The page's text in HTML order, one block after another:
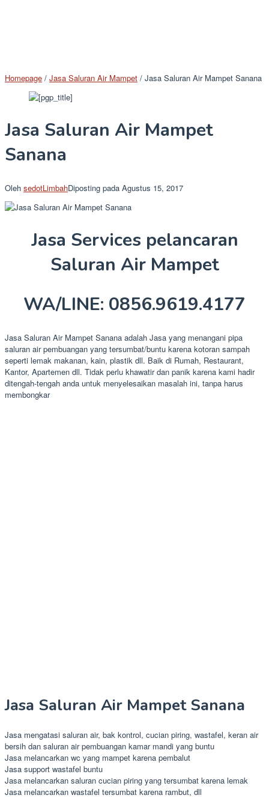
Homepage / Jasa Saluran Air Mampet / Jasa Saluran Air Mampet Sanana
Jasa Saluran Air Mampet
Sanana
Oleh sedotLimbahDiposting pada Agustus 15, 2017
Jasa Services pelancaran
Saluran Air Mampet
WA/LINE: 0856.9619.4177
Jasa Saluran Air Mampet Sanana adalah Jasa yang menangani pipa
saluran air pembuangan yang tersumbat/buntu karena kotoran sampah
seperti lemak makanan, kain, plastik dll. Baik di Rumah, Restaurant,
Kantor, Apartemen dll. Tidak perlu khawatir dan panik karena kami hadir
ditengah-tengah anda untuk menyelesaikan masalah ini, tanpa harus
membongkar
Jasa Saluran Air Mampet Sanana
Jasa mengatasi saluran air, bak kontrol, cucian piring, wastafel, keran air
bersih dan saluran air pembuangan kamar mandi yang buntu
Jasa melancarkan wc yang mampet karena pembalut
Jasa support wastafel buntu
Jasa melancarkan saluran cucian piring yang tersumbat karena lemak
Jasa melancarkan wastafel tersumbat karena rambut, dll